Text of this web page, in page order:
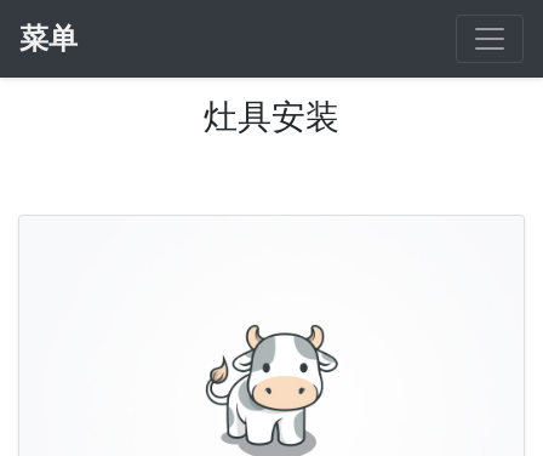
菜单
灶具安装